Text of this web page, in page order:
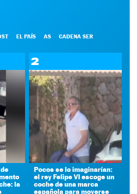
EL PAÍS AS CADENA SER
la
2
Pocos se lo imaginarían:
el rey Felipe VI escoge un
coche de una marca
española para moverse